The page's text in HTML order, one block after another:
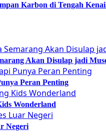
Karbon di Tengah
Akan Disulap jadi
Peran Penting
Wonderland
Negeri